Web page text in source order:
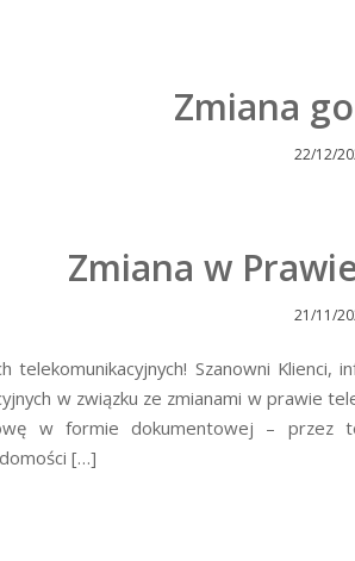
Zmiana
22/12/
Zmiana w
21/11/
telekomunikacyjnych! Szanowni
w związku ze zmianami w prawie
w formie dokumentowej –
[…]